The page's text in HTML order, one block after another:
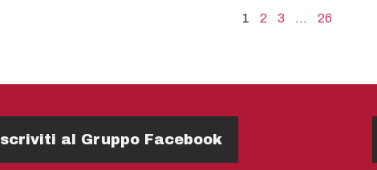
1 2 3 … 26
Iscriviti al Gruppo Facebook